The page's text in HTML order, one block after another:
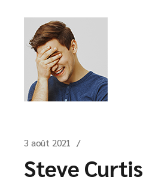
3 août 2021
Steve Curtis